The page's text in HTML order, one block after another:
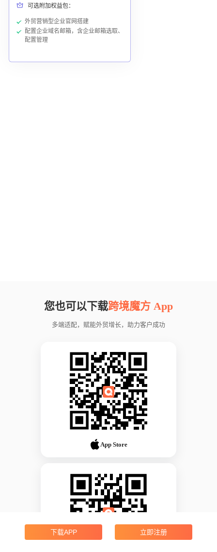
可选附加权益包：
外贸营销型企业官网搭建
配置企业域名邮箱，含企业邮箱选取、
配置管理
您也可以下载跨境魔方 App
多端适配，赋能外贸增长，助力客户成功
App Store
下载APP 立即注册